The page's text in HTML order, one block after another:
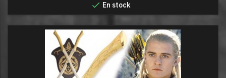
 En stock